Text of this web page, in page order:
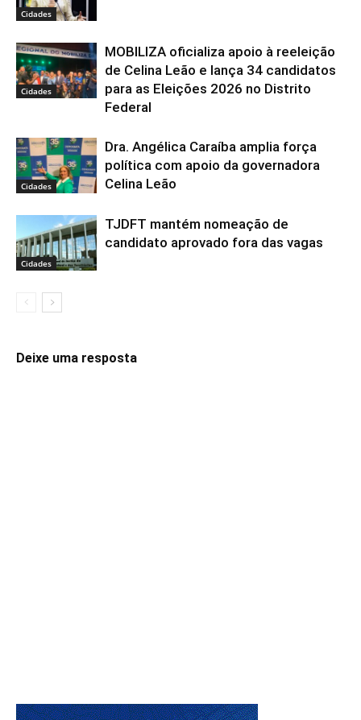
Cidades
Cidades
MOBILIZA oficializa apoio à reeleição
de Celina Leão e lança 34 candidatos
para as Eleições 2026 no Distrito
Federal
Cidades
Dra. Angélica Caraíba amplia força
política com apoio da governadora
Celina Leão
Cidades
TJDFT mantém nomeação de
candidato aprovado fora das vagas
Deixe uma resposta